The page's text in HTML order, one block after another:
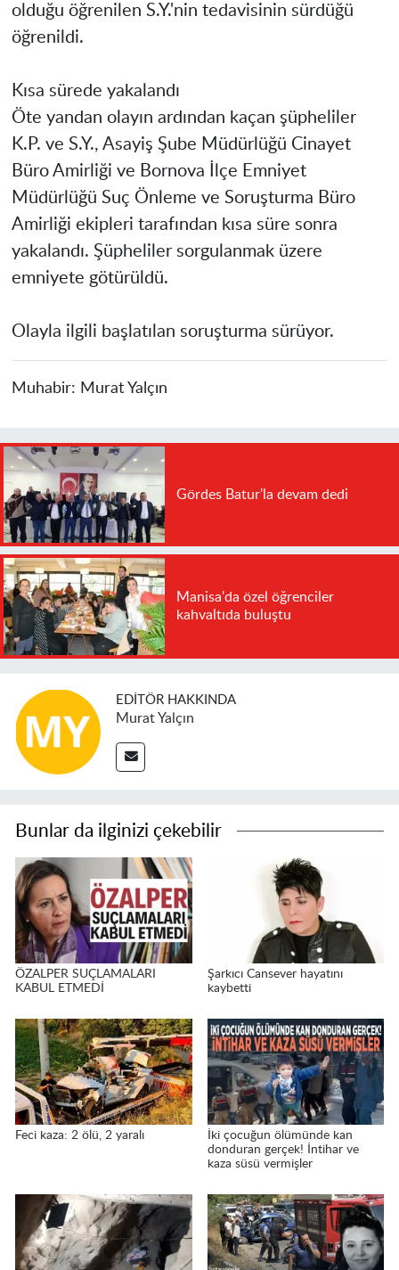
olduğu öğrenilen S.Y.'nin tedavisinin sürdüğü
öğrenildi.
Kısa sürede yakalandı
Öte yandan olayın ardından kaçan şüpheliler
K.P. ve S.Y., Asayiş Şube Müdürlüğü Cinayet
Büro Amirliği ve Bornova İlçe Emniyet
Müdürlüğü Suç Önleme ve Soruşturma Büro
Amirliği ekipleri tarafından kısa süre sonra
yakalandı. Şüpheliler sorgulanmak üzere
emniyete götürüldü.
Olayla ilgili başlatılan soruşturma sürüyor.
Muhabir: Murat Yalçın
Gördes Batur'la devam dedi
Manisa'da özel öğrenciler
kahvaltıda buluştu
EDITÖR HAKKINDA
Murat Yalçın
Bunlar da ilginizi çekebilir
ÖZALPER SUÇLAMALARI
KABUL ETMEDİ
Şarkıcı Cansever hayatını
kaybetti
Feci kaza: 2 ölü, 2 yaralı
İki çocuğun ölümünde kan
donduran gerçek! İntihar ve
kaza süsü vermişler